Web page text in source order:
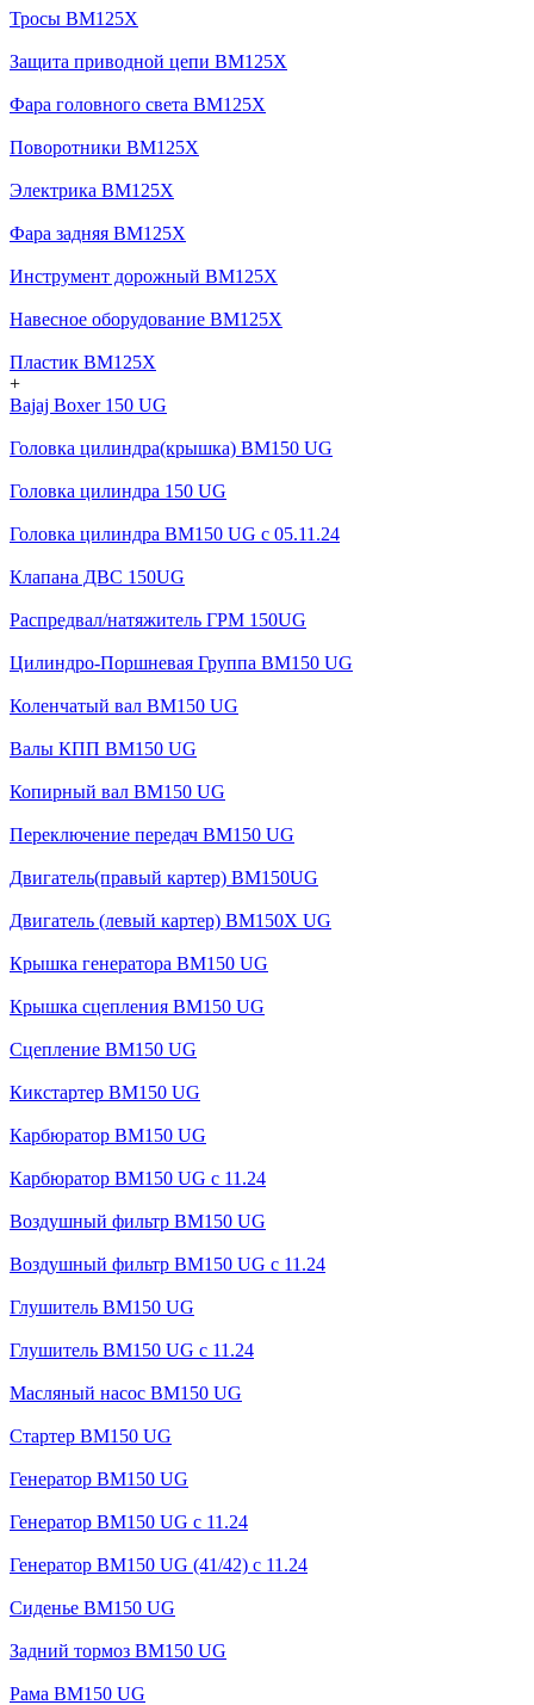
Тросы BM125X
Защита приводной цепи BM125X
Фара головного света BM125X
Поворотники BM125X
Электрика BM125X
Фара задняя BM125X
Инструмент дорожный BM125X
Навесное оборудование BM125X
Пластик BM125X
+
Bajaj Boxer 150 UG
Головка цилиндра(крышка) BM150 UG
Головка цилиндра 150 UG
Головка цилиндра BM150 UG c 05.11.24
Клапана ДВС 150UG
Распредвал/натяжитель ГРМ 150UG
Цилиндро-Поршневая Группа BM150 UG
Коленчатый вал BM150 UG
Валы КПП BM150 UG
Копирный вал BM150 UG
Переключение передач BM150 UG
Двигатель(правый картер) ВМ150UG
Двигатель (левый картер) BM150X UG
Крышка генератора BM150 UG
Крышка сцепления BM150 UG
Сцепление BM150 UG
Кикстартер BM150 UG
Карбюратор BM150 UG
Карбюратор BM150 UG с 11.24
Воздушный фильтр BM150 UG
Воздушный фильтр BM150 UG c 11.24
Глушитель BM150 UG
Глушитель BM150 UG с 11.24
Масляный насос BM150 UG
Стартер BM150 UG
Генератор BM150 UG
Генератор BM150 UG с 11.24
Генератор BM150 UG (41/42) с 11.24
Сиденье BM150 UG
Задний тормоз BM150 UG
Рама BM150 UG